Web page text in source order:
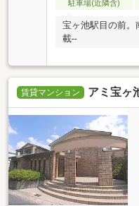
駐車場(近隣含)
宝ヶ池駅目の前。
載--
賃貸マンション アミ宝ヶ